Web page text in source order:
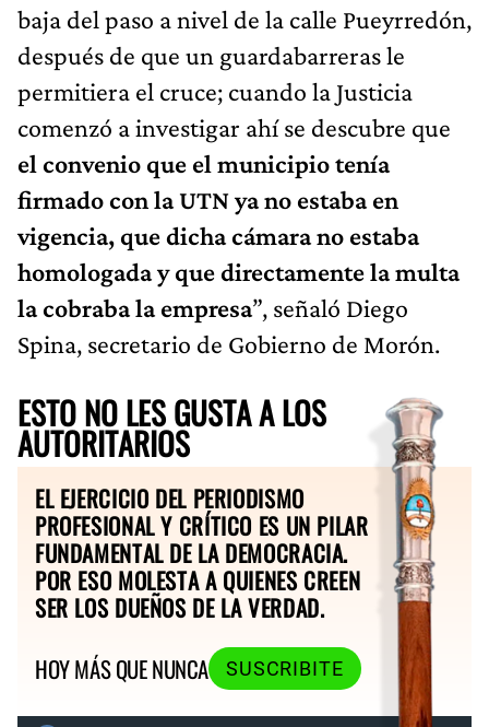
baja del paso a nivel de la calle Pueyrredón,
después de que un guardabarreras le
permitiera el cruce; cuando la Justicia
comenzó a investigar ahí se descubre que
el convenio que el municipio tenía
firmado con la UTN ya no estaba en
vigencia, que dicha cámara no estaba
homologada y que directamente la multa
la cobraba la empresa”, señaló Diego
Spina, secretario de Gobierno de Morón.
ESTO NO LES GUSTA A LOS
AUTORITARIOS
EL EJERCICIO DEL PERIODISMO
PROFESIONAL Y CRÍTICO ES UN PILAR
FUNDAMENTAL DE LA DEMOCRACIA.
POR ESO MOLESTA A QUIENES CREEN
SER LOS DUEÑOS DE LA VERDAD.
HOY MÁS QUE NUNCA
SUSCRIBITE